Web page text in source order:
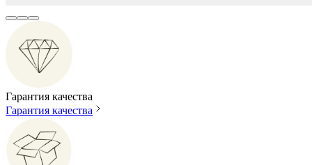
Гарантия качества
Гарантия качества